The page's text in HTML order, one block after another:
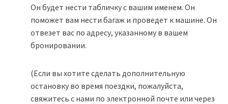
Он будет нести табличку с вашим именем. Он
поможет вам нести багаж и проведет к машине. Он
отвезет вас по адресу, указанному в вашем
бронировании.
(Если вы хотите сделать дополнительную
остановку во время поездки, пожалуйста,
свяжитесь с нами по электронной почте или через